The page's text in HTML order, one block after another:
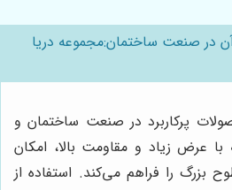
در صنعت ساختمان:مجموعه دریا
پرکاربرد در صنعت ساختمان و
عرض زیاد و مقاومت بالا، امکان
را فراهم می‌کند. استفاده از